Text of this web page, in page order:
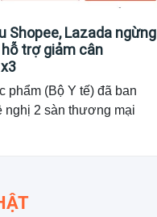
Shopee, Lazada ngừng
trợ giảm cân
phẩm (Bộ Y tế) đã ban
nghị 2 sàn thương mại